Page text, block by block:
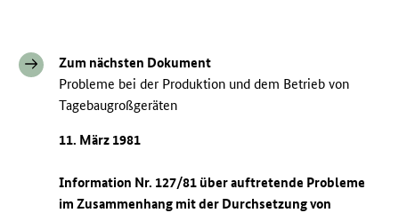
Zum nächsten Dokument
Probleme bei der Produktion und dem Betrieb von
Tagebaugroßgeräten
11. März 1981
Information Nr. 127/81 über auftretende Probleme
im Zusammenhang mit der Durchsetzung von